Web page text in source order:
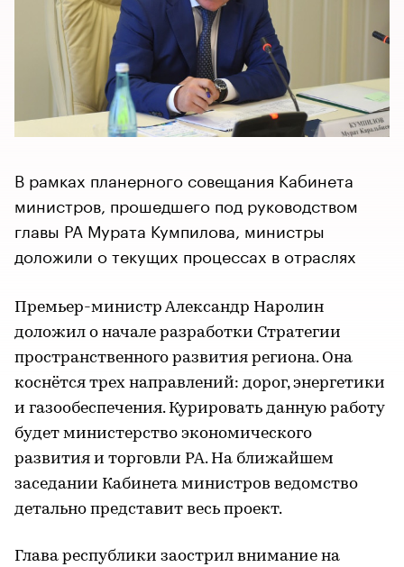
В рамках планерного совещания Кабинета
министров, прошедшего под руководством
главы РА Мурата Кумпилова, министры
доложили о текущих процессах в отраслях
Премьер-министр Александр Наролин
доложил о начале разработки Стратегии
пространственного развития региона. Она
коснётся трех направлений: дорог, энергетики
и газообеспечения. Курировать данную работу
будет министерство экономического
развития и торговли РА. На ближайшем
заседании Кабинета министров ведомство
детально представит весь проект.
Глава республики заострил внимание на